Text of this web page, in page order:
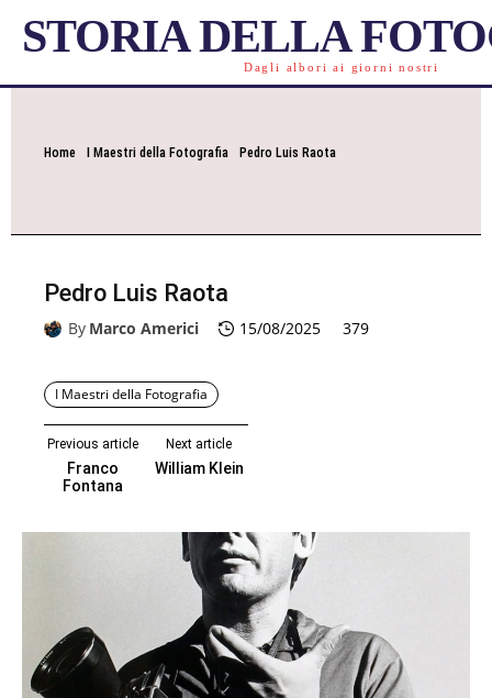
STORIA DELLA
Dagli albori ai giorni nostri
Home I Maestri della Fotografia Pedro Luis Raota
Pedro Luis Raota
By Marco Americi 15/08/2025 379
I Maestri della Fotografia
Previous article
Franco
Fontana
Next article
William Klein